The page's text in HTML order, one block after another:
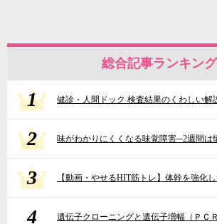
総合記事ランキング
1 健診・人間ドック 検査結果のくわしい解
2 味がわかりにくくなる味覚障害─2週間は
3 【動画・やせるHIT筋トレ】体幹を強化
4 遺伝子クローニングと遺伝子増幅（ＰＣＲ